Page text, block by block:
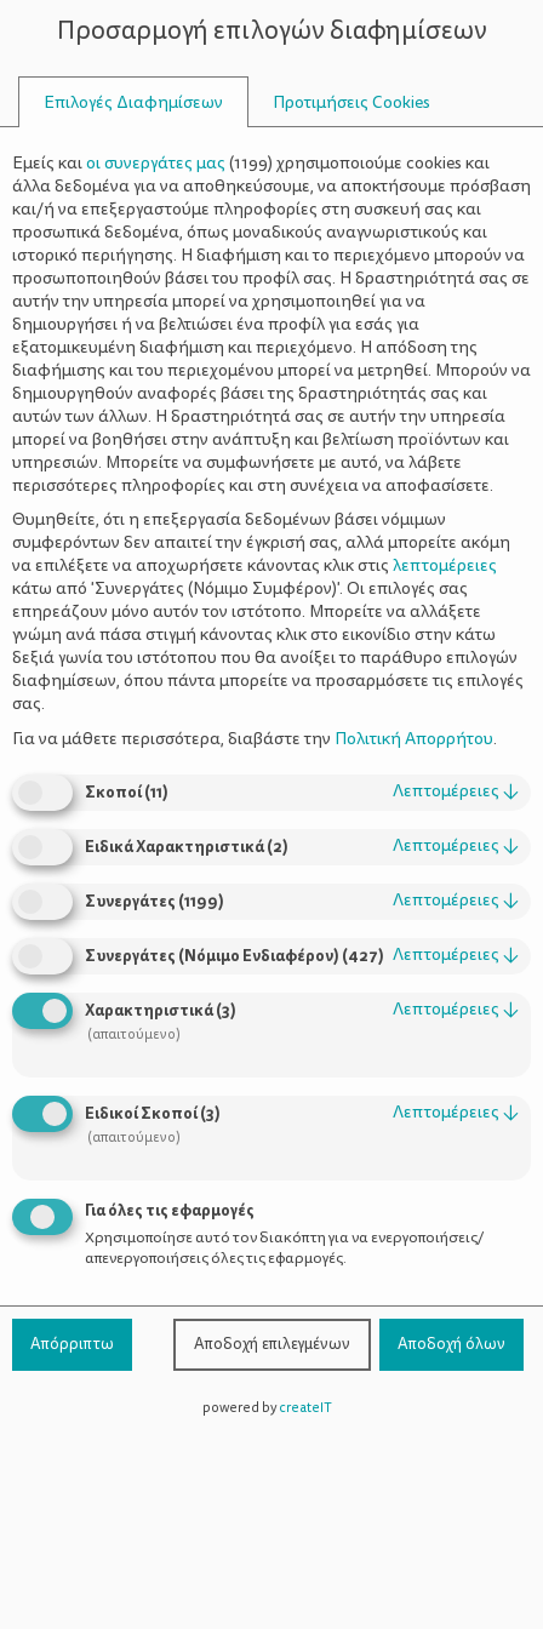
ΣΥΜΒΟΥΛΟΙ
ΔΌΝΤΙΑ
Αισθητική οδοντιατρική:
Αναβαθμίζοντας το χαμόγελο
Χρήσιμοι Σύνδεσμοι
Προϊόντα
Επικοινωνία
800-1199-800(από σταθερό,
χωρίς χρέωση)
Προσαρμογή επιλογών διαφημίσεων
Επιλογές Διαφημίσεων Προτιμήσεις Cookies
Εμείς καιοι συνεργάτες μας (1199) χρησιμοποιούμε cookies και
άλλα δεδομένα για να αποθηκεύσουμε, να αποκτήσουμε πρόσβαση
και/ή να επεξεργαστούμε πληροφορίες στη συσκευή σας και
προσωπικά δεδομένα, όπως μοναδικούς αναγνωριστικούς και
ιστορικό περιήγησης. Η διαφήμιση και το περιεχόμενο μπορούν να
προσωποποιηθούν βάσει του προφίλ σας. Η δραστηριότητά σας σε
αυτήν την υπηρεσία μπορεί να χρησιμοποιηθεί για να
δημιουργήσει ή να βελτιώσει ένα προφίλ για εσάς για
εξατομικευμένη διαφήμιση και περιεχόμενο. Η απόδοση της
διαφήμισης και του περιεχομένου μπορεί να μετρηθεί. Μπορούν να
δημιουργηθούν αναφορές βάσει της δραστηριότητάς σας και
αυτών των άλλων. Η δραστηριότητά σας σε αυτήν την υπηρεσία
μπορεί να βοηθήσει στην ανάπτυξη και βελτίωση προϊόντων και
υπηρεσιών. Μπορείτε να συμφωνήσετε με αυτό, να λάβετε
περισσότερες πληροφορίες και στη συνέχεια να αποφασίσετε.
Θυμηθείτε, ότι η επεξεργασία δεδομένων βάσει νόμιμων
συμφερόντων δεν απαιτεί την έγκρισή σας, αλλά μπορείτε ακόμη
να επιλέξετε να αποχωρήσετε κάνοντας κλικ στις λεπτομέρειες
κάτω από 'Συνεργάτες (Νόμιμο Συμφέρον)'. Οι επιλογές σας
επηρεάζουν μόνο αυτόν τον ιστότοπο. Μπορείτε να αλλάξετε
γνώμη ανά πάσα στιγμή κάνοντας κλικ στο εικονίδιο στην κάτω
δεξιά γωνία του ιστότοπου που θα ανοίξει το παράθυρο επιλογών
διαφημίσεων, όπου πάντα μπορείτε να προσαρμόσετε τις επιλογές
σας.
Για να μάθετε περισσότερα, διαβάστε την Πολιτική Απορρήτου.
Σκοποί(11) Λεπτομέρειες ↓
Ειδικά Χαρακτηριστικά(2) Λεπτομέρειες ↓
Συνεργάτες (1199) Λεπτομέρειες ↓
Συνεργάτες (Νόμιμο Ενδιαφέρον) (427) Λεπτομέρειες ↓
Χαρακτηριστικά(3)
(απαιτούμενο)
Λεπτομέρειες ↓
Ειδικοί Σκοποί(3)
(απαιτούμενο)
Λεπτομέρειες ↓
Για όλες τις εφαρμογές
Χρησιμοποίησε αυτό τον διακόπτη για να ενεργοποιήσεις/
απενεργοποιήσεις όλες τις εφαρμογές.
Απόρριπτω Αποδοχή επιλεγμένων Αποδοχή όλων
powered bycreateIT